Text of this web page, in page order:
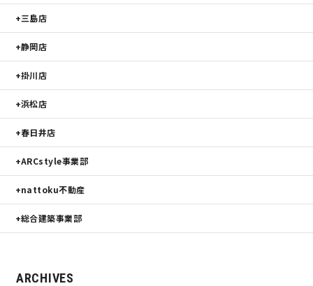
三島店
静岡店
掛川店
浜松店
春日井店
ARCstyle事業部
nattoku不動産
総合建築事業部
ARCHIVES